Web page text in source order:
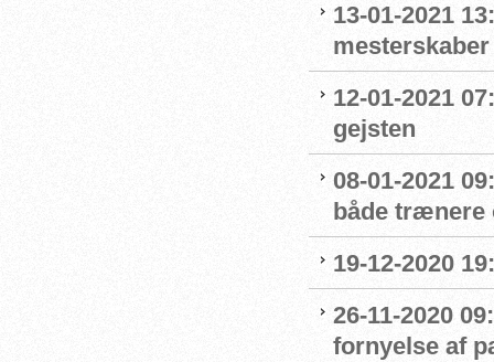
13-01-2021
mesterskaber
12-01-2021
gejsten
08-01-2021
både
19-12-2020
26-11-2020
fornyelse af